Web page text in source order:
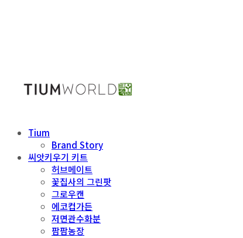
Tium
Brand Story
씨앗키우기 키트
허브메이트
꽃집사의 그린팟
그로우캔
에코컵가든
저면관수화분
팜팜농장